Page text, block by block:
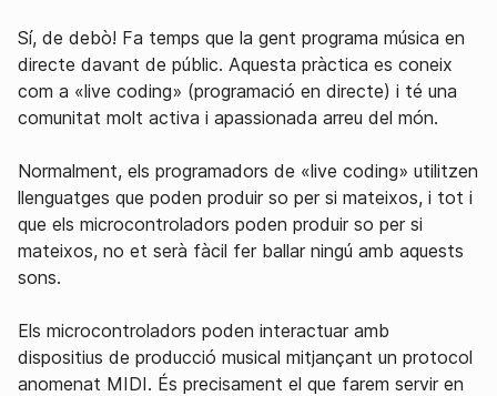
Sí, de debò! Fa temps que la gent programa música en
directe davant de públic. Aquesta pràctica es coneix
com a «live coding» (programació en directe) i té una
comunitat molt activa i apassionada arreu del món.
Normalment, els programadors de «live coding» utilitzen
llenguatges que poden produir so per si mateixos, i tot i
que els microcontroladors poden produir so per si
mateixos, no et serà fàcil fer ballar ningú amb aquests
sons.
Els microcontroladors poden interactuar amb
dispositius de producció musical mitjançant un protocol
anomenat MIDI. És precisament el que farem servir en